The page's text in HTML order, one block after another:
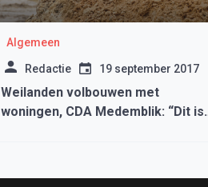
Algemeen
Redactie 19 september 2017
Weilanden volbouwen met
woningen, CDA Medemblik: “Dit is